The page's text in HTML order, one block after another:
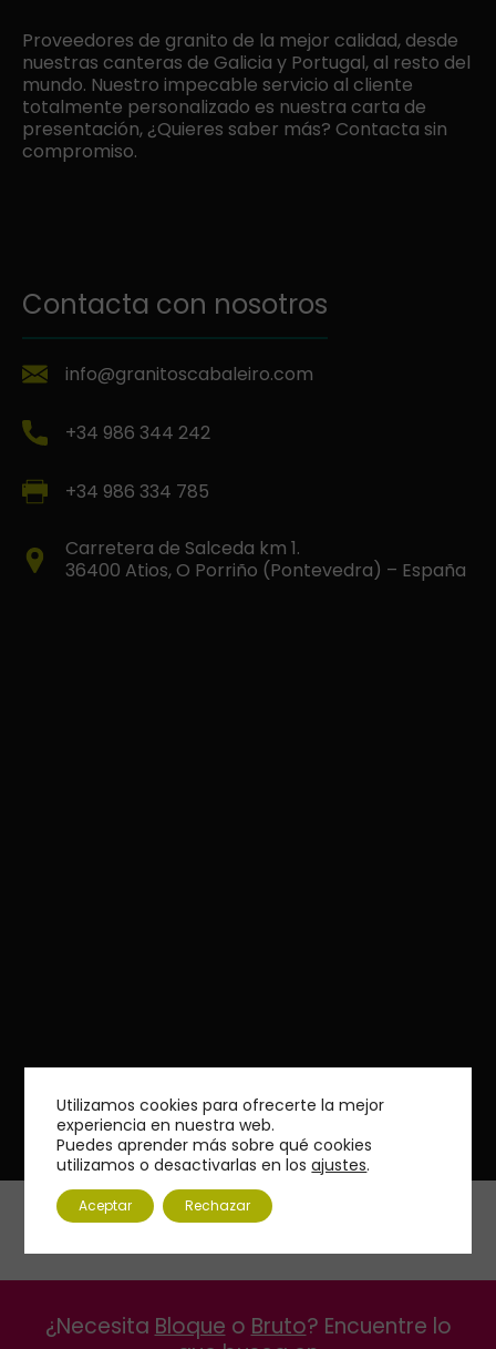
Proveedores de granito de la mejor calidad, desde
nuestras canteras de Galicia y Portugal, al resto del
mundo. Nuestro impecable servicio al cliente
totalmente personalizado es nuestra carta de
presentación, ¿Quieres saber más? Contacta sin
compromiso.
Contacta con nosotros
info@granitoscabaleiro.com
+34 986 344 242
+34 986 334 785
Carretera de Salceda km 1.
36400 Atios, O Porriño (Pontevedra) – España
¿Necesita Bloque o Bruto? Encuentre lo
Utilizamos cookies para ofrecerte la mejor
experiencia en nuestra web.
Puedes aprender más sobre qué cookies
utilizamos o desactivarlas en losajustes.
Aceptar Rechazar